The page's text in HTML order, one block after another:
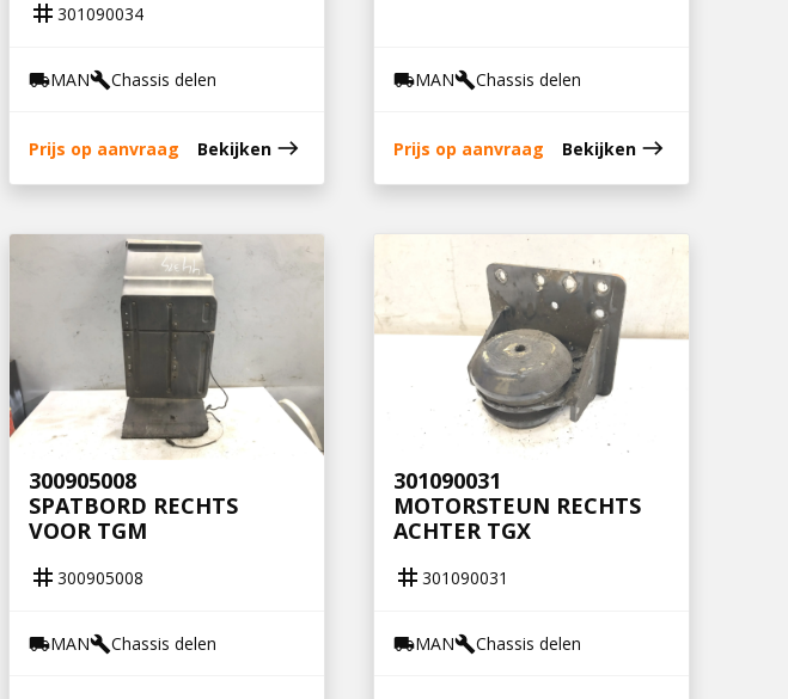
tag 301090034
local_shippingMANbuildChassis delen
Prijs op aanvraag Bekijken east
local_shippingMANbuildChassis delen
Prijs op aanvraag Bekijken east
300905008
SPATBORD RECHTS
VOOR TGM
tag 300905008
local_shippingMANbuildChassis delen
301090031
MOTORSTEUN RECHTS
ACHTER TGX
tag 301090031
local_shippingMANbuildChassis delen